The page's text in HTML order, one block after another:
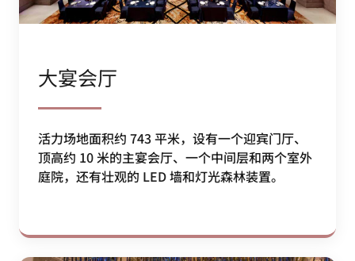
大宴会厅
活力场地面积约 743 平米，设有一个迎宾门厅、
顶高约 10 米的主宴会厅、一个中间层和两个室外
庭院，还有壮观的 LED 墙和灯光森林装置。